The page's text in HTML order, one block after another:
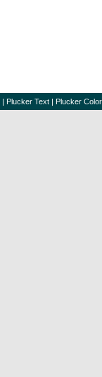
| Plucker Text | Plucker Color